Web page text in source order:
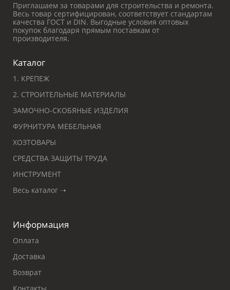
Приглашаем за товарами для строительства и ремонта.
Весь товар сертифицирован, соответствует стандартам
качества ГОСТ и DIN. Выгодные условия оптовых
покупок благодаря прямым поставкам от
производителя.
Каталог
1. КРЕПЕЖ
2. СТРОИТЕЛЬНЫЕ МАТЕРИАЛЫ
ЗАМОЧНО-СКОБЯНЫЕ ИЗДЕЛИЯ
ФУРНИТУРА МЕБЕЛЬНАЯ
ХОЗТОВАРЫ
СРЕДСТВА ЗАЩИТЫ ТРУДА
ИНСТРУМЕНТ
Весь каталог ➝
Информация
Оплата
Доставка
Возврат